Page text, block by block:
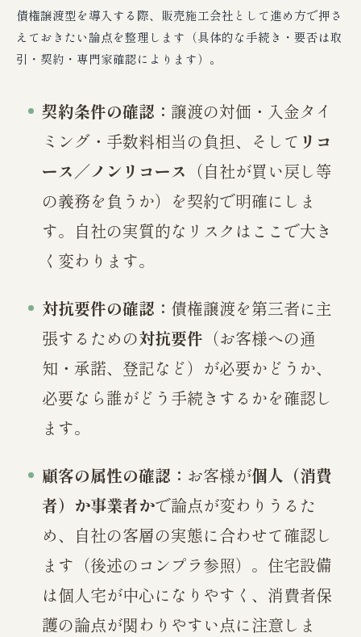
債権譲渡型を導入する際、販売施工会社として進め方で押さ
えておきたい論点を整理します（具体的な手続き・要否は取
引・契約・専門家確認によります）。
契約条件の確認： 譲渡の対価・入金タイ
ミング・手数料相当の負担、そして リコ
ース／ノンリコース （自社が買い戻し等
の義務を負うか）を契約で明確にしま
す。自社の実質的なリスクはここで大き
く変わります。
対抗要件の確認： 債権譲渡を第三者に主
張するための対抗要件 （お客様への通
知・承諾、登記など）が必要かどうか、
必要なら誰がどう手続きするかを確認し
ます。
顧客の属性の確認： お客様が個人（消費
者）か事業者かで論点が変わりうるた
め、自社の客層の実態に合わせて確認し
ます（後述のコンプラ参照）。住宅設備
は個人宅が中心になりやすく、消費者保
護の論点が関わりやすい点に注意しま